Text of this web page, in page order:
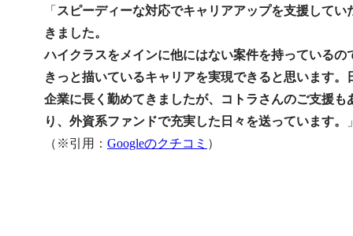
「 スピーディーな対応でキャリアアップを支援してい
きました。
ハイクラスをメインに他にはない案件を持っているの
きっと描いているキャリアを実現できると思います。
企業に長く勤めてきましたが、コトラさんのご支援も
り、外資系ファンドで充実した日々を送っています。
（※引用： Googleのクチコミ ）